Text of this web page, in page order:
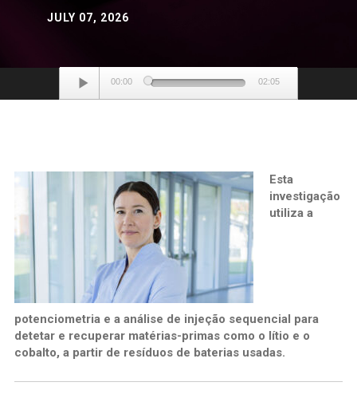
JULY 07, 2026
Audio
Player
00:00 02:05
Esta
investigação
utiliza a
potenciometria e a análise de injeção sequencial para
detetar e recuperar matérias-primas como o lítio e o
cobalto, a partir de resíduos de baterias usadas.